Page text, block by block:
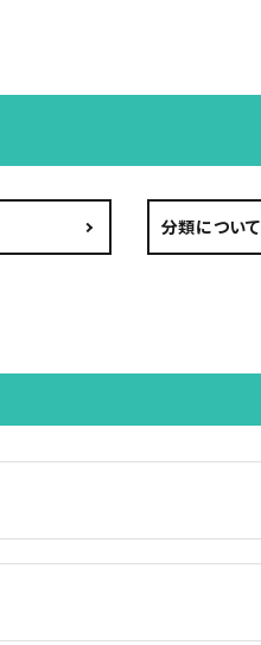
分類について